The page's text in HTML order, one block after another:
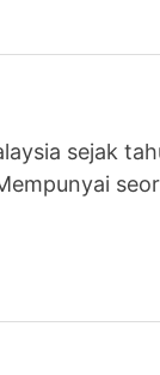
sejak